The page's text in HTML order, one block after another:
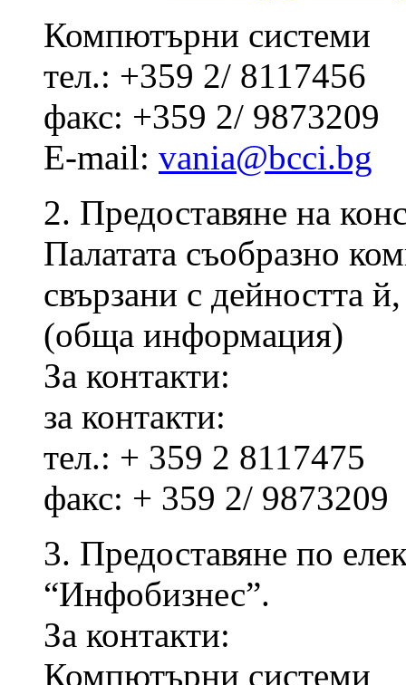
Компютърни системи
тел.: +359 2/ 8117456
факс: +359 2/ 9873209
E-mail: vania@bcci.bg
2. Предоставяне на
Палатата съобразно
свързани с дейността
(обща информация)
За контакти:
за контакти:
тел.: + 359 2 8117475
факс: + 359 2/ 9873209
3. Предоставяне по
“Инфобизнес”.
За контакти:
Компютърни системи